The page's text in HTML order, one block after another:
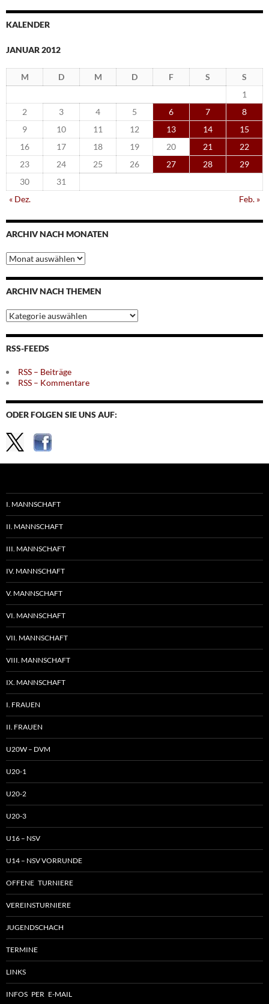
KALENDER
JANUAR 2012
M D M D F S
S
1
2
3 4 5 6 7
8
9
10 11 12 13 14
15
16
17 18 19 20 21
22
23
24 25 26 27 28
29
30
31
« Dez.
Feb. »
ARCHIV NACH MONATEN
Archiv
nach
Monaten
ARCHIV NACH THEMEN
Archiv
nach
Themen
RSS-FEEDS
RSS – Beiträge
RSS – Kommentare
ODER FOLGEN SIE UNS AUF:
I. MANNSCHAFT
II. MANNSCHAFT
III. MANNSCHAFT
IV. MANNSCHAFT
V. MANNSCHAFT
VI. MANNSCHAFT
VII. MANNSCHAFT
VIII. MANNSCHAFT
IX. MANNSCHAFT
I. FRAUEN
II. FRAUEN
U20W – DVM
U20-1
U20-2
U20-3
U16 – NSV
U14 – NSV VORRUNDE
OFFENE TURNIERE
VEREINSTURNIERE
JUGENDSCHACH
TERMINE
LINKS
INFOS PER E-MAIL